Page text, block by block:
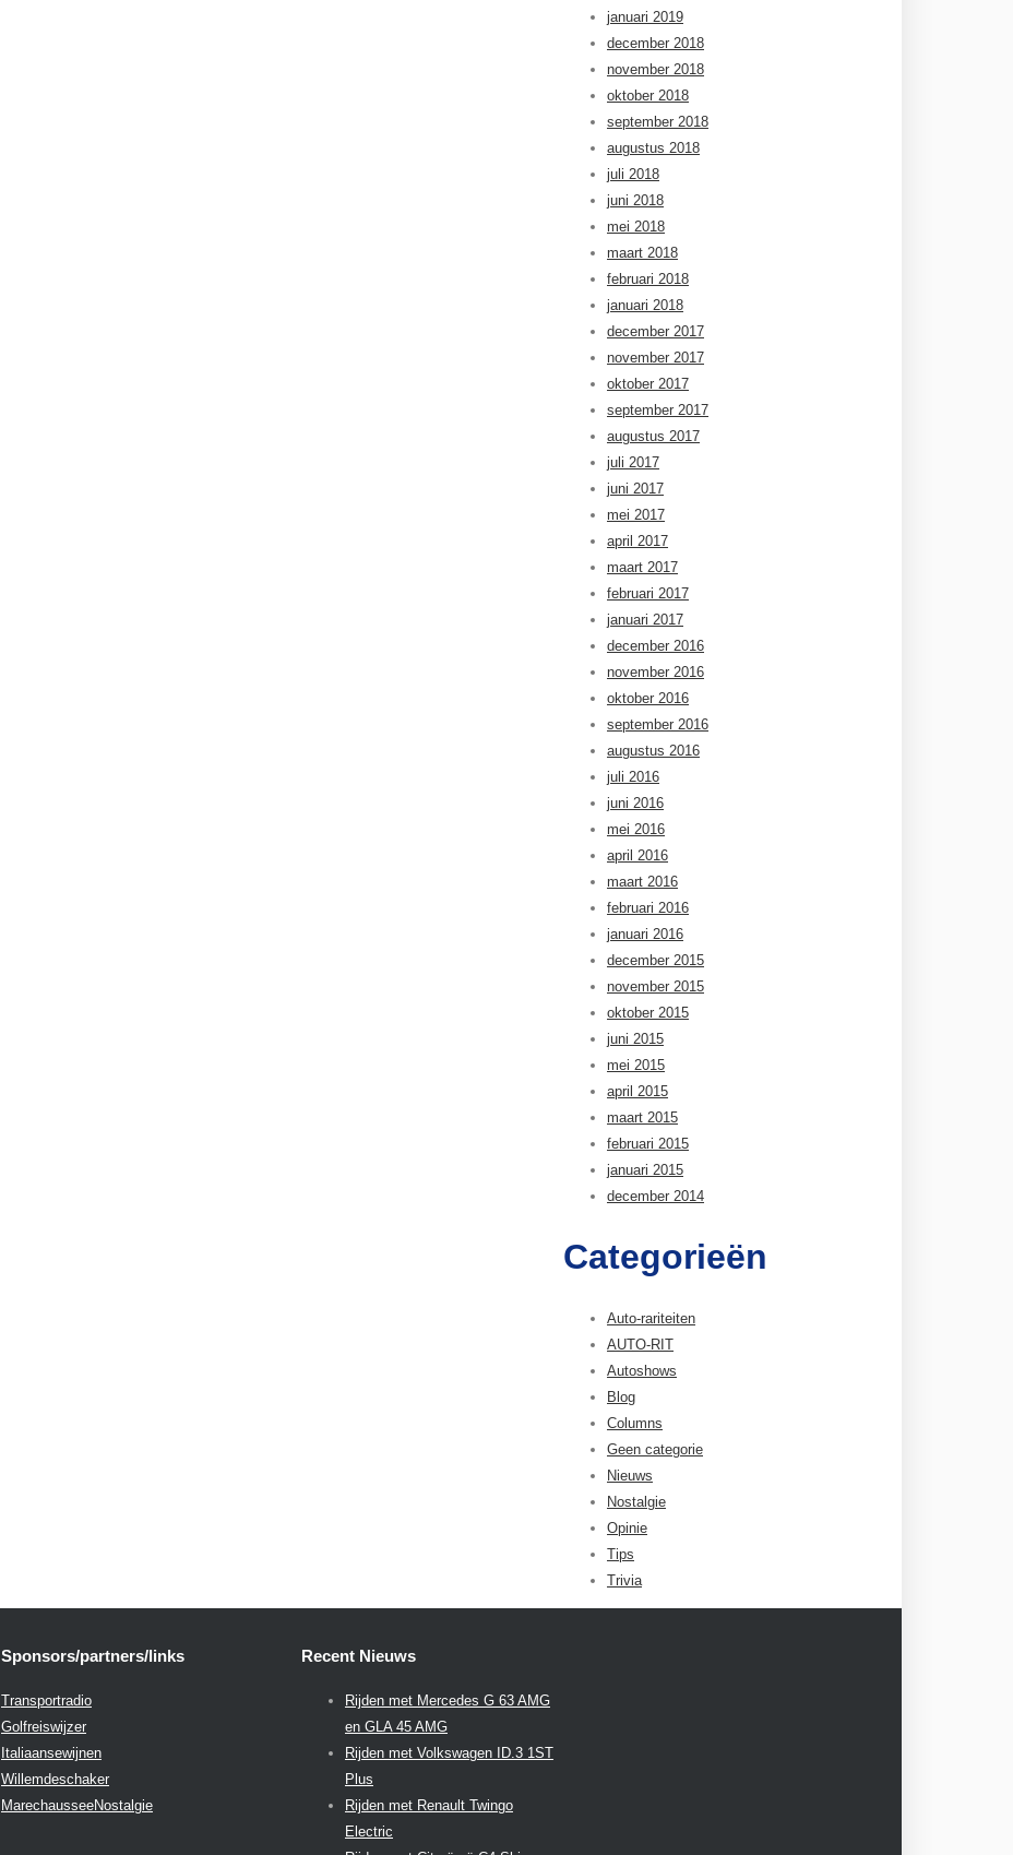
januari 2019
december 2018
november 2018
oktober 2018
september 2018
augustus 2018
juli 2018
juni 2018
mei 2018
maart 2018
februari 2018
januari 2018
december 2017
november 2017
oktober 2017
september 2017
augustus 2017
juli 2017
juni 2017
mei 2017
april 2017
maart 2017
februari 2017
januari 2017
december 2016
november 2016
oktober 2016
september 2016
augustus 2016
juli 2016
juni 2016
mei 2016
april 2016
maart 2016
februari 2016
januari 2016
december 2015
november 2015
oktober 2015
juni 2015
mei 2015
april 2015
maart 2015
februari 2015
januari 2015
december 2014
Categorieën
Auto-rariteiten
AUTO-RIT
Autoshows
Blog
Columns
Geen categorie
Nieuws
Nostalgie
Opinie
Tips
Trivia
Sponsors/partners/links
Transportradio
Golfreiswijzer
Italiaansewijnen
Willemdeschaker
MarechausseeNostalgie
Recent Nieuws
Rijden met Mercedes G 63 AMG
en GLA 45 AMG
Rijden met Volkswagen ID.3 1ST
Plus
Rijden met Renault Twingo
Electric